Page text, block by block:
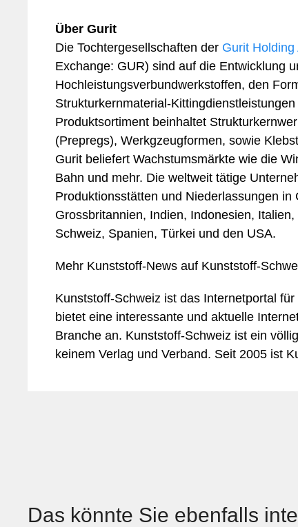
Über Gurit
Die Tochtergesellschaften der Gurit Holding
Exchange: GUR) sind auf die Entwicklung
Hochleistungsverbundwerkstoffen, den
Strukturkernmaterial-
Produktsortiment beinhaltet
(Prepregs), Werkgzeugformen, sowie
Gurit beliefert Wachstumsmärkte wie die
Bahn und mehr. Die weltweit tätige
Produktionsstätten und Niederlassungen
Grossbritannien, Indien, Indonesien,
Schweiz, Spanien, Türkei und den USA.
Mehr Kunststoff-News auf Kunststoff-
Kunststoff-Schweiz ist das Internetportal
bietet eine interessante und aktuelle
Branche an. Kunststoff-Schweiz ist ein
keinem Verlag und Verband. Seit 2005 ist
Das könnte Sie ebenfalls